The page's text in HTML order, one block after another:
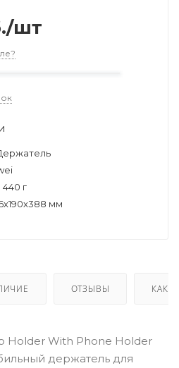
/шт
440 г
мм
ОТЗЫВЫ КАК
Holder With Phone Holder
держатель для